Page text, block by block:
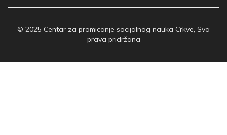
© 2025 Centar za promicanje socijalnog nauka Crkve, Sva
prava pridržana